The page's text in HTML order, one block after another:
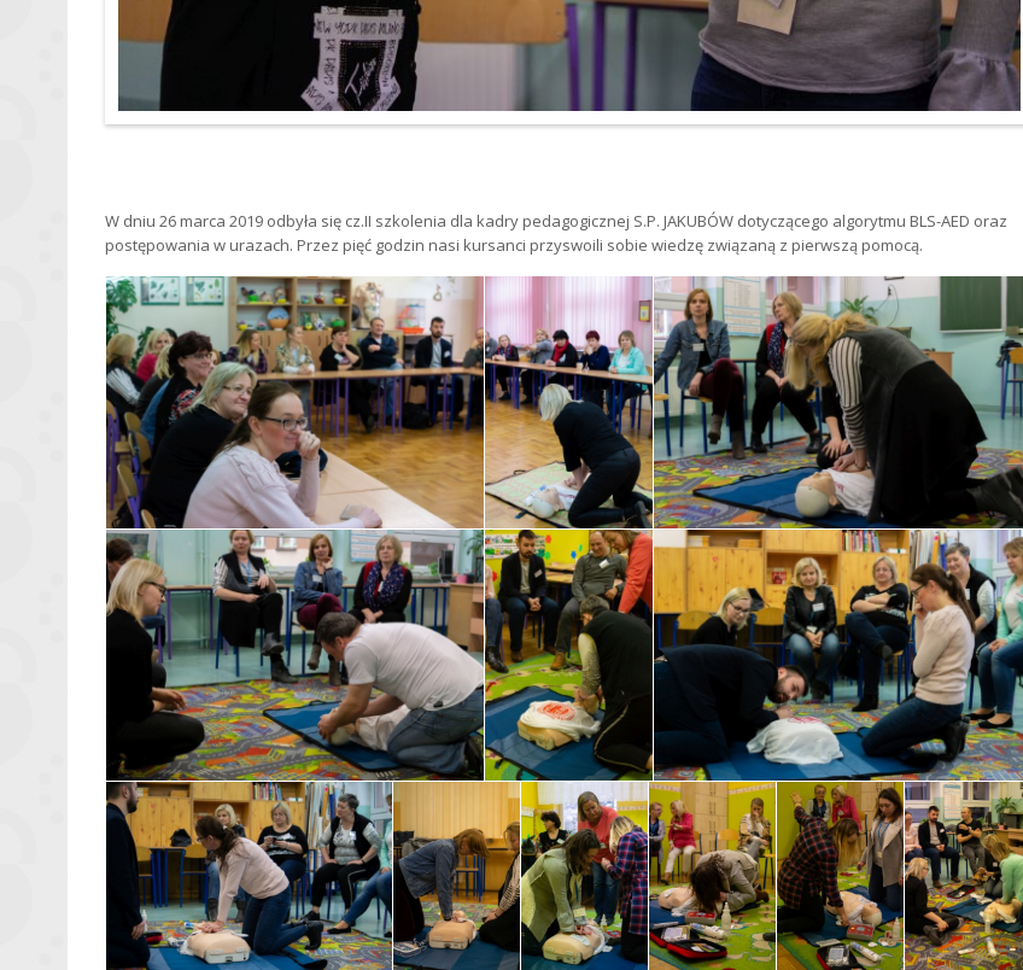
W dniu 26 marca 2019 odbyła się cz.II szkolenia dla kadry pedagogicznej S.P. JAKUBÓW dotyczącego algorytmu BLS-AED oraz
postępowania w urazach. Przez pięć godzin nasi kursanci przyswoili sobie wiedzę związaną z pierwszą pomocą.